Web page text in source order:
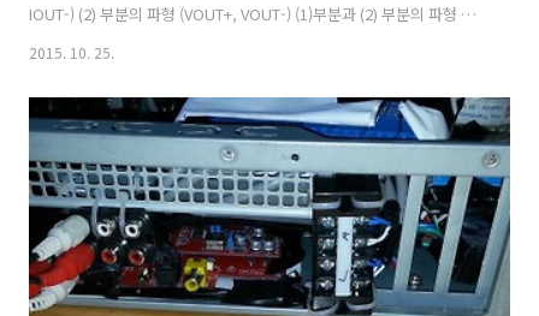
IOUT-) (2) 부분의 파형 (VOUT+, VOUT-) (1)부분과 (2) 부분의 파형 합
친거 (IOUT+, VOUT+) 추가로 OUT 부분에서는 -2.5~+2.5V 가 출력된
2015. 10. 25.